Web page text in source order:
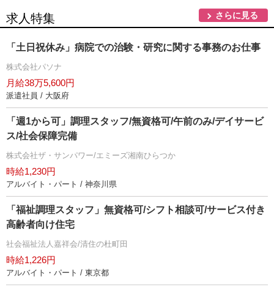
求人特集 さらに見る
「土日祝休み」病院での治験・研究に関する事務のお仕事
株式会社パソナ
月給38万5,600円
派遣社員 / 大阪府
「週1から可」調理スタッフ/無資格可/午前のみ/デイサービ
ス/社会保障完備
株式会社ザ・サンパワー/エミーズ湘南ひらつか
時給1,230円
アルバイト・パート / 神奈川県
「福祉調理スタッフ」無資格可/シフト相談可/サービス付き
高齢者向け住宅
社会福祉法人嘉祥会/清住の杜町田
時給1,226円
アルバイト・パート / 東京都